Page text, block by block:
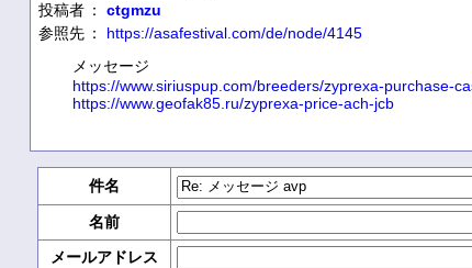
投稿者 ： ctgmzu
参照先 ： https://asafestival.com/de/node/4145
メッセージ
https://www.siriuspup.com/breeders/zyprexa-purchase-
https://www.geofak85.ru/zyprexa-price-ach-jcb
件名
名前
メールアドレス